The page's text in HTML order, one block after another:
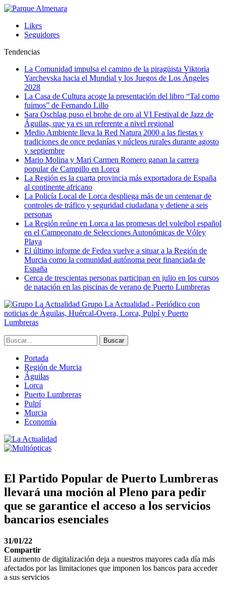
Likes
Seguidores
Tendencias
La Comunidad impulsa el camino de la piragüista Viktoria
Yarchevska hacia el Mundial y los Juegos de Los Ángeles
2028
La Casa de Cultura acoge la presentación del libro “Tal como
fuimos” de Fernando Lillo
Sara Oschlag puso el brohe de oro al VI Festival de Jazz de
Águilas, que ya es un referente a nivel regional
Medio Ambiente lleva la Red Natura 2000 a las fiestas y
tradiciones de once pedanías y núcleos rurales durante agosto
y septiembre
Mario Molina y Mari Carmen Romero ganan la carrera
popular de Campillo en Lorca
La Región es la cuarta provincia más exportadora de España
al continente africano
La Policía Local de Lorca despliega más de un centenar de
controles de tráfico y seguridad ciudadana y detiene a seis
personas
La Región reúne en Lorca a las promesas del voleibol español
en el Campeonato de Selecciones Autonómicas de Vóley
Playa
El último informe de Fedea vuelve a situar a la Región de
Murcia como la comunidad autónoma peor financiada de
España
Cerca de trescientas personas participan en julio en los cursos
de natación en las piscinas de verano de Puerto Lumbreras
Grupo La Actualidad - Periódico con
noticias de Águilas, Huércal-Overa, Lorca, Pulpí y Puerto
Lumbreras
Portada
Región de Murcia
Águilas
Lorca
Puerto Lumbreras
Pulpí
Murcia
Economía
El Partido Popular de Puerto Lumbreras
llevará una moción al Pleno para pedir
que se garantice el acceso a los servicios
bancarios esenciales
31/01/22
Compartir
El aumento de digitalización deja a nuestros mayores cada día más
afectados por las limitaciones que imponen los bancos para acceder
a sus servicios